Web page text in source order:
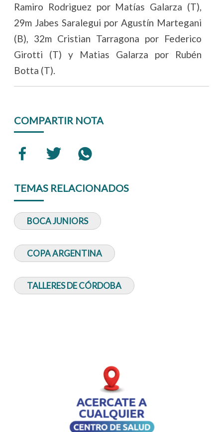
Ramiro Rodriguez por Matías Galarza (T),
29m Jabes Saralegui por Agustín Martegani
(B), 32m Cristian Tarragona por Federico
Girotti (T) y Matias Galarza por Rubén
Botta (T).
COMPARTIR NOTA
TEMAS RELACIONADOS
BOCA JUNIORS
COPA ARGENTINA
TALLERES DE CÓRDOBA